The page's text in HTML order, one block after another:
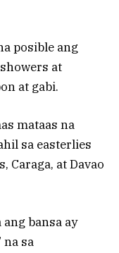
posible ang
at
at gabi.
mataas na
sa easterlies
Caraga, at Davao
bansa ay
na sa